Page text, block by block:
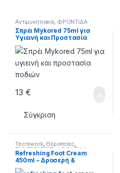
Αντιμυκητιακά ΦΡΟΝΤΙΔΑ
ΠΟΔΙΩΝ
Σπρέι Mykored 75ml για
Υγιεινή και Προστασία
Ποδιών
13 €
Σύγκριση
Tecniwork, Θεραπείες,
ΣΥΝΕΡΓΑΣΙΕΣ, ΦΡΟΝΤΙΔΑ
ΠΟΔΙΩΝ
Refreshing Foot Cream
450ml – Δροσερή &
Αποσμητική Κρέμα Ποδιών